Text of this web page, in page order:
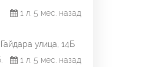
1 л. 5 мес. назад
улица, 14Б
1 л. 5 мес. назад